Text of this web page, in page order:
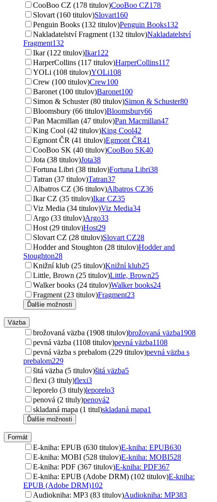
CooBoo CZ (178 titulov)CooBoo CZ178
Slovart (160 titulov)Slovart160
Penguin Books (132 titulov)Penguin Books132
Nakladatelství Fragment (132 titulov)Nakladatelství
Fragment132
Ikar (122 titulov)Ikar122
HarperCollins (117 titulov)HarperCollins117
YOLi (108 titulov)YOLi108
Crew (100 titulov)Crew100
Baronet (100 titulov)Baronet100
Simon & Schuster (80 titulov)Simon & Schuster80
Bloomsbury (66 titulov)Bloomsbury66
Pan Macmillan (47 titulov)Pan Macmillan47
King Cool (42 titulov)King Cool42
Egmont ČR (41 titulov)Egmont ČR41
CooBoo SK (40 titulov)CooBoo SK40
Jota (38 titulov)Jota38
Fortuna Libri (38 titulov)Fortuna Libri38
Tatran (37 titulov)Tatran37
Albatros CZ (36 titulov)Albatros CZ36
Ikar CZ (35 titulov)Ikar CZ35
Viz Media (34 titulov)Viz Media34
Argo (33 titulov)Argo33
Host (29 titulov)Host29
Slovart CZ (28 titulov)Slovart CZ28
Hodder and Stoughton (28 titulov)Hodder and
Stoughton28
Knižní klub (25 titulov)Knižní klub25
Little, Brown (25 titulov)Little, Brown25
Walker books (24 titulov)Walker books24
Fragment (23 titulov)Fragment23
Ďalšie možnosti
Väzba
brožovaná väzba (1908 titulov)brožovaná väzba1908
pevná väzba (1108 titulov)pevná väzba1108
pevná väzba s prebalom (229 titulov)pevná väzba s
prebalom229
šitá väzba (5 titulov)šitá väzba5
flexi (3 tituly)flexi3
leporelo (3 tituly)leporelo3
penová (2 tituly)penová2
skladaná mapa (1 titul)skladaná mapa1
Ďalšie možnosti
Formát
E-kniha: EPUB (630 titulov)E-kniha: EPUB630
E-kniha: MOBI (528 titulov)E-kniha: MOBI528
E-kniha: PDF (367 titulov)E-kniha: PDF367
E-kniha: EPUB (Adobe DRM) (102 titulov)E-kniha:
EPUB (Adobe DRM)102
Audiokniha: MP3 (83 titulov)Audiokniha: MP383